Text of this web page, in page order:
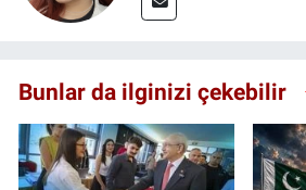
Bunlar da ilginizi çekebilir